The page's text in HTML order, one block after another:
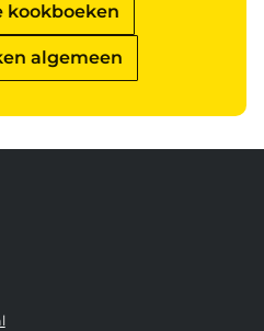
kookboeken
algemeen